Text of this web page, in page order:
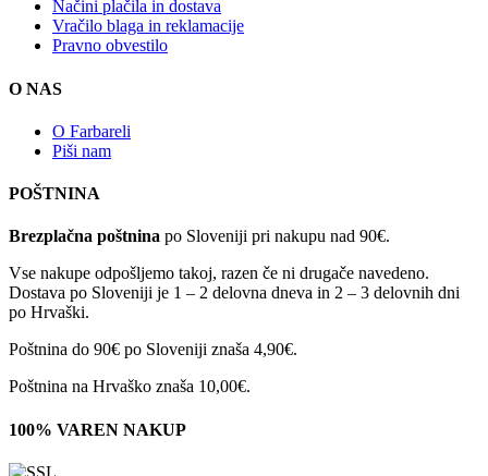
Načini plačila in dostava
Vračilo blaga in reklamacije
Pravno obvestilo
O NAS
O Farbareli
Piši nam
POŠTNINA
Brezplačna poštnina po Sloveniji pri nakupu nad 90€.
Vse nakupe odpošljemo takoj, razen če ni drugače navedeno.
Dostava po Sloveniji je 1 – 2 delovna dneva in 2 – 3 delovnih dni
po Hrvaški.
Poštnina do 90€ po Sloveniji znaša 4,90€.
Poštnina na Hrvaško znaša 10,00€.
100% VAREN NAKUP